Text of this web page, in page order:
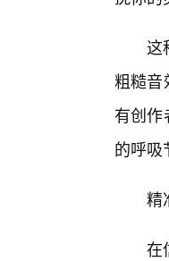
这
粗糙
有创
的呼吸
精
在